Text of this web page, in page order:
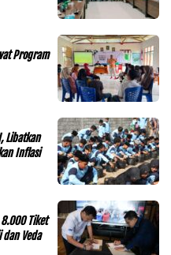
Program
Libatkan
Inflasi
Tiket
Veda